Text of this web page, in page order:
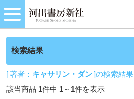
検索結果
[ 著者： キャサリン・ダン]の検索結果
該当商品 1件中 1～ 1件を表示